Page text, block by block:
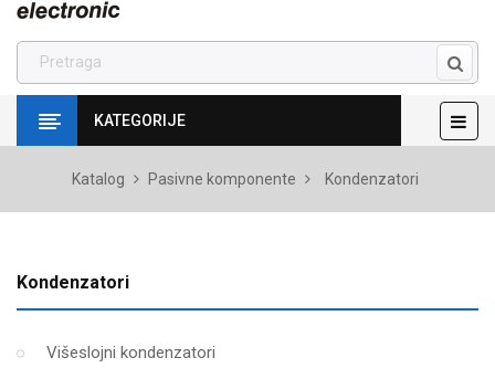
KATEGORIJE ☰
Katalog Pasivne komponente Kondenzatori
Kondenzatori
Višeslojni kondenzatori